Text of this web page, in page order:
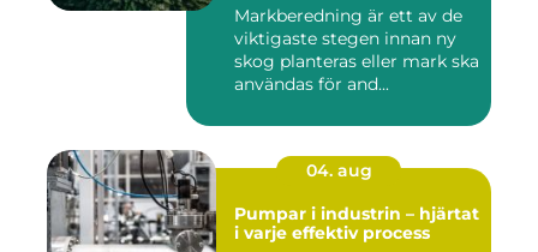
Markberedning är ett av de
viktigaste stegen innan ny
skog planteras eller mark ska
användas för and...
04. aug
Pumpar i industrin – hjärtat
i varje effektiv process